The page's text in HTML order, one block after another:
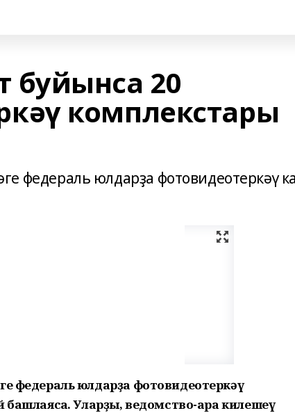
буйынса 20
комплекстары
федераль юлдарҙа фотовидеотеркәү
федераль юлдарҙа фотовидеотеркәү
башлаясаҡ. Уларҙы, ведомство-ара килешеү